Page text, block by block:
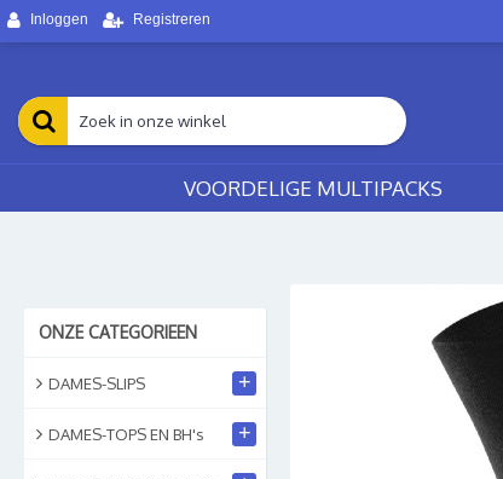
Inloggen Registreren
VOORDELIGE MULTIPACKS
ONZE CATEGORIEEN
DAMES-SLIPS +
DAMES-TOPS EN BH's +